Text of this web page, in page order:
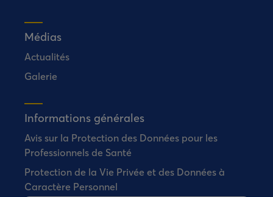
Médias
Actualités
Galerie
Informations générales
Avis sur la Protection des Données pour les
Professionnels de Santé
Protection de la Vie Privée et des Données à
Caractère Personnel